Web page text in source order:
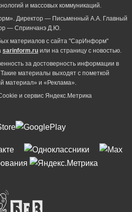
и массовых коммуникаций.
Директор — Письменный А.А. Главный
— Спринчанэ Д.Ю.
материалов с сайта "СарИнформ"
sarinform.ru или на страницу с новостью.
за достоверность информации в
материалы выходят с пометкой
материал» и «Реклама».
и сервиc Яндекс.Метрика